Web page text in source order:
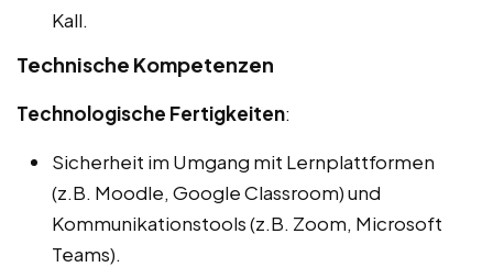
Kall.
Technische Kompetenzen
Technologische Fertigkeiten:
Sicherheit im Umgang mit Lernplattformen
(z.B. Moodle, Google Classroom) und
Kommunikationstools (z.B. Zoom, Microsoft
Teams).